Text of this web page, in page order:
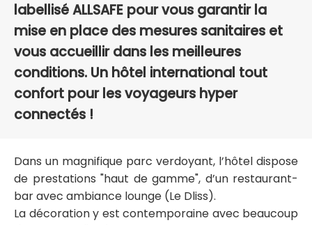
labellisé ALLSAFE pour vous garantir la
mise en place des mesures sanitaires et
vous accueillir dans les meilleures
conditions. Un hôtel international tout
confort pour les voyageurs hyper
connectés !
Dans un magnifique parc verdoyant, l’hôtel dispose
de prestations "haut de gamme", d’un restaurant-
bar avec ambiance lounge (Le Dliss).
La décoration y est contemporaine avec beaucoup